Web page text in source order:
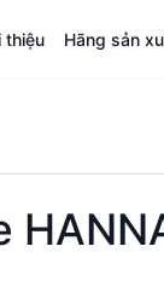
thiệu Hãng sản